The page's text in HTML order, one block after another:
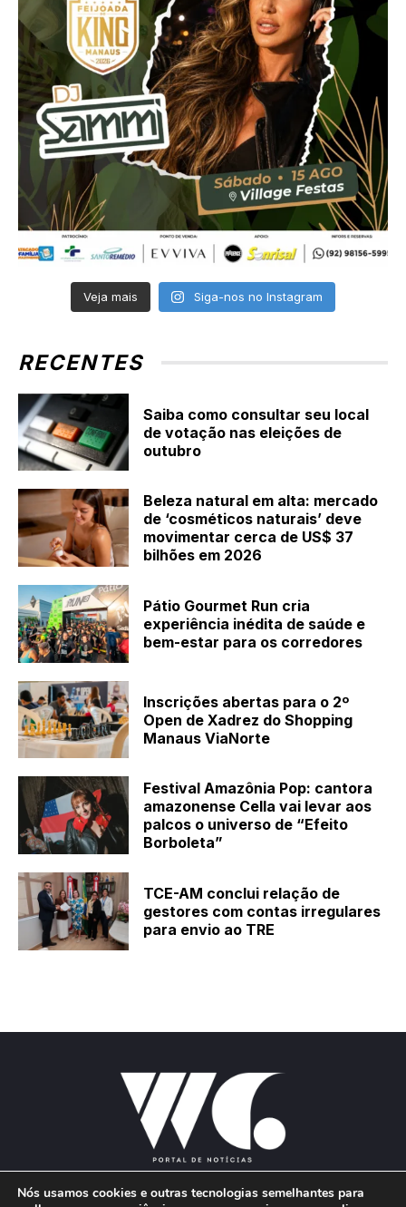
Veja mais Siga-nos no Instagram
RECENTES
Saiba como consultar seu local
de votação nas eleições de
outubro
Beleza natural em alta: mercado
de ‘cosméticos naturais’ deve
movimentar cerca de US$ 37
bilhões em 2026
Pátio Gourmet Run cria
experiência inédita de saúde e
bem-estar para os corredores
Inscrições abertas para o 2º
Open de Xadrez do Shopping
Manaus ViaNorte
Festival Amazônia Pop: cantora
amazonense Cella vai levar aos
palcos o universo de “Efeito
Borboleta”
TCE-AM conclui relação de
gestores com contas irregulares
para envio ao TRE
Nós usamos cookies e outras tecnologias semelhantes para